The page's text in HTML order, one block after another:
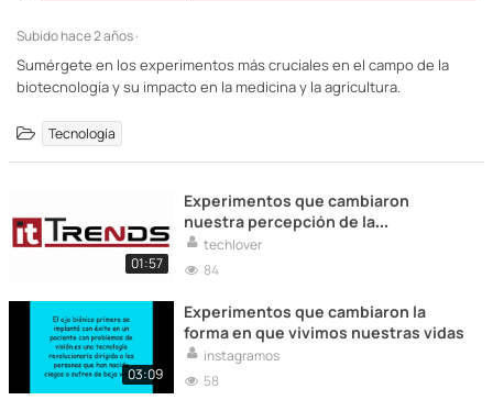
Subidohace 2 años ·
Sumérgete en los experimentos más cruciales en el campo de la
biotecnología y su impacto en la medicina y la agricultura.
Tecnología
01:57
Experimentos que cambiaron
nuestra percepción de la
biodiversidad
techlover
84
03:09
Experimentos que cambiaron la
forma en que vivimos nuestras vidas
instagramos
58